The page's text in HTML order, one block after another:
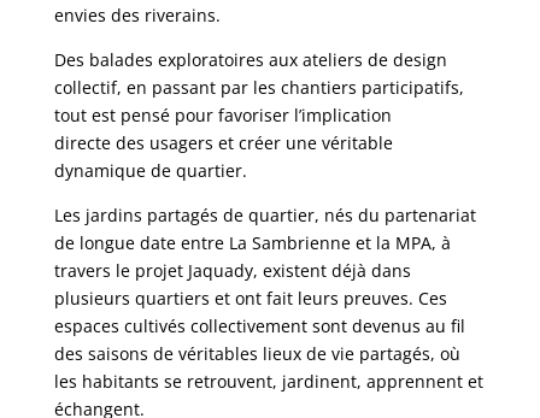
envies des riverains.
Des balades exploratoires aux ateliers de design
collectif, en passant par les chantiers participatifs,
tout est pensé pour favoriser l’implication
directe des usagers et créer une véritable
dynamique de quartier.
Les jardins partagés de quartier, nés du partenariat
de longue date entre La Sambrienne et la MPA, à
travers le projet Jaquady, existent déjà dans
plusieurs quartiers et ont fait leurs preuves. Ces
espaces cultivés collectivement sont devenus au fil
des saisons de véritables lieux de vie partagés, où
les habitants se retrouvent, jardinent, apprennent et
échangent.